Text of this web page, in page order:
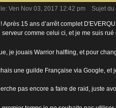
le: Ven Nov 03, 2017 12:42 pm Sujet du
Après 15 ans d’arrêt complet
serveur comme celui ci, et je me suis rué
je jouais Warrior halfling, et pour
une guilde Française via Google, et
pas encore a faire de raid, juste